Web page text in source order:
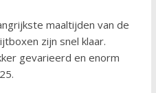
maaltijden van de
zijn snel klaar.
gevarieerd en enorm